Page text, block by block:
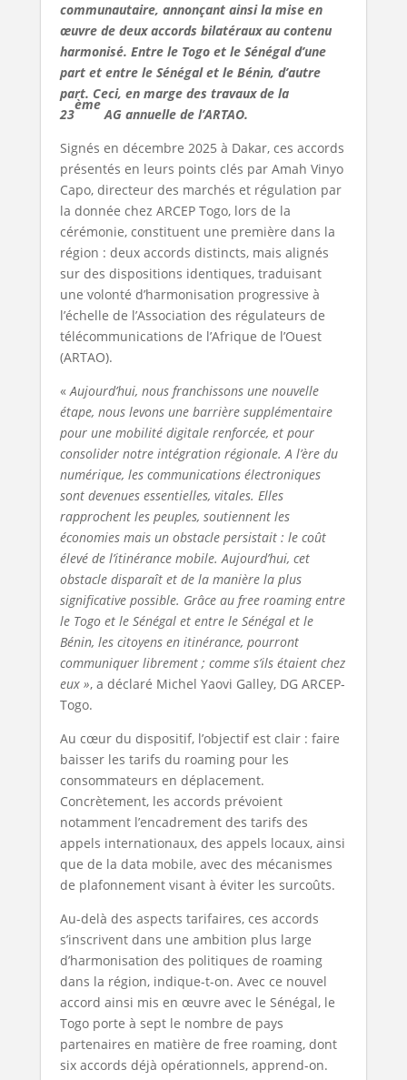
communautaire, annonçant ainsi la mise en
œuvre de deux accords bilatéraux au contenu
harmonisé. Entre le Togo et le Sénégal d’une
part et entre le Sénégal et le Bénin, d’autre
part. Ceci, en marge des travaux de la
23
ème
AG annuelle de l’ARTAO.
Signés en décembre 2025 à Dakar, ces accords
présentés en leurs points clés par Amah Vinyo
Capo, directeur des marchés et régulation par
la donnée chez ARCEP Togo, lors de la
cérémonie, constituent une première dans la
région : deux accords distincts, mais alignés
sur des dispositions identiques, traduisant
une volonté d’harmonisation progressive à
l’échelle de l’Association des régulateurs de
télécommunications de l’Afrique de l’Ouest
(ARTAO).
«Aujourd’hui, nous franchissons une nouvelle
étape, nous levons une barrière supplémentaire
pour une mobilité digitale renforcée, et pour
consolider notre intégration régionale. A l’ère du
numérique, les communications électroniques
sont devenues essentielles, vitales. Elles
rapprochent les peuples, soutiennent les
économies mais un obstacle persistait : le coût
élevé de l’itinérance mobile. Aujourd’hui, cet
obstacle disparaît et de la manière la plus
significative possible. Grâce au free roaming entre
le Togo et le Sénégal et entre le Sénégal et le
Bénin, les citoyens en itinérance, pourront
communiquer librement ; comme s’ils étaient chez
eux », a déclaré Michel Yaovi Galley, DG ARCEP-
Togo.
Au cœur du dispositif, l’objectif est clair : faire
baisser les tarifs du roaming pour les
consommateurs en déplacement.
Concrètement, les accords prévoient
notamment l’encadrement des tarifs des
appels internationaux, des appels locaux, ainsi
que de la data mobile, avec des mécanismes
de plafonnement visant à éviter les surcoûts.
Au-delà des aspects tarifaires, ces accords
s’inscrivent dans une ambition plus large
d’harmonisation des politiques de roaming
dans la région, indique-t-on. Avec ce nouvel
accord ainsi mis en œuvre avec le Sénégal, le
Togo porte à sept le nombre de pays
partenaires en matière de free roaming, dont
six accords déjà opérationnels, apprend-on.